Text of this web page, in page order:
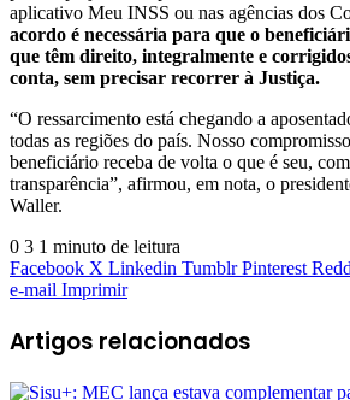
aplicativo Meu INSS ou nas agências dos
acordo é necessária para que o
que têm direito, integralmente e
conta, sem precisar recorrer à Justiça.
“O ressarcimento está chegando a
todas as regiões do país. Nosso
beneficiário receba de volta o que é seu,
transparência”, afirmou, em nota, o
Waller.
0 3 1 minuto de leitura
Facebook X Linkedin Tumblr Pinterest
e-mail Imprimir
Artigos relacionados